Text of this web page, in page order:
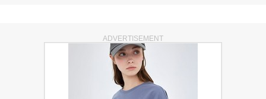
ADVERTISEMENT